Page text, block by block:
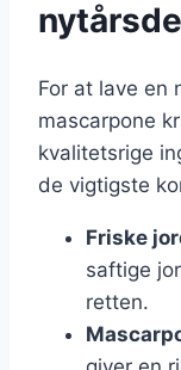
For at lave en
mascarpone
kvalitetsrige
de vigtigste
Friske
saftige
retten.